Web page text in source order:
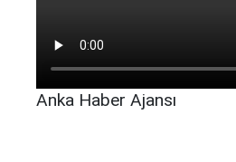
Anka Haber Ajansı